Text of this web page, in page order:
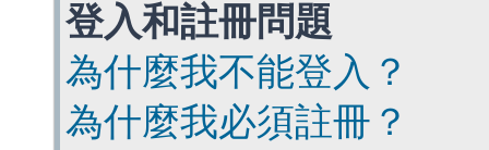
登入和註冊問題
為什麼我不能登入？
為什麼我必須註冊？